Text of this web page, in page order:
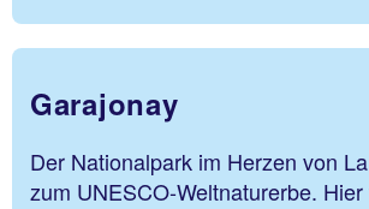
Garajonay
Der Nationalpark im Herzen von
zum UNESCO-Weltnaturerbe.